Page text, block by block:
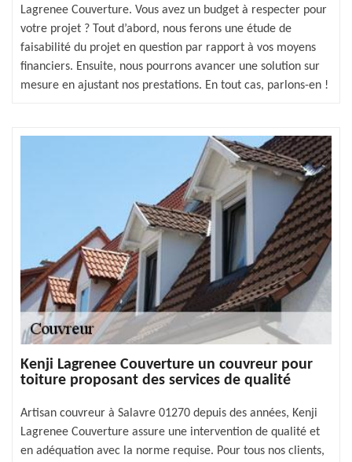
Lagrenee Couverture. Vous avez un budget à respecter pour
votre projet ? Tout d’abord, nous ferons une étude de
faisabilité du projet en question par rapport à vos moyens
financiers. Ensuite, nous pourrons avancer une solution sur
mesure en ajustant nos prestations. En tout cas, parlons-en !
Kenji Lagrenee Couverture un couvreur pour
toiture proposant des services de qualité
Artisan couvreur à Salavre 01270 depuis des années, Kenji
Lagrenee Couverture assure une intervention de qualité et
en adéquation avec la norme requise. Pour tous nos clients,